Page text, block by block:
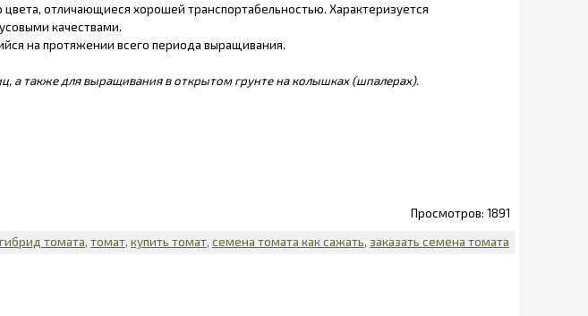
отличающиеся хорошей транспортабельностью. Характеризуется
качествами.
на протяжении всего периода выращивания.
а также для выращивания в открытом грунте на колышках (шпалерах).
1891
томата томат купить томат семена томата как сажать заказать семена томата